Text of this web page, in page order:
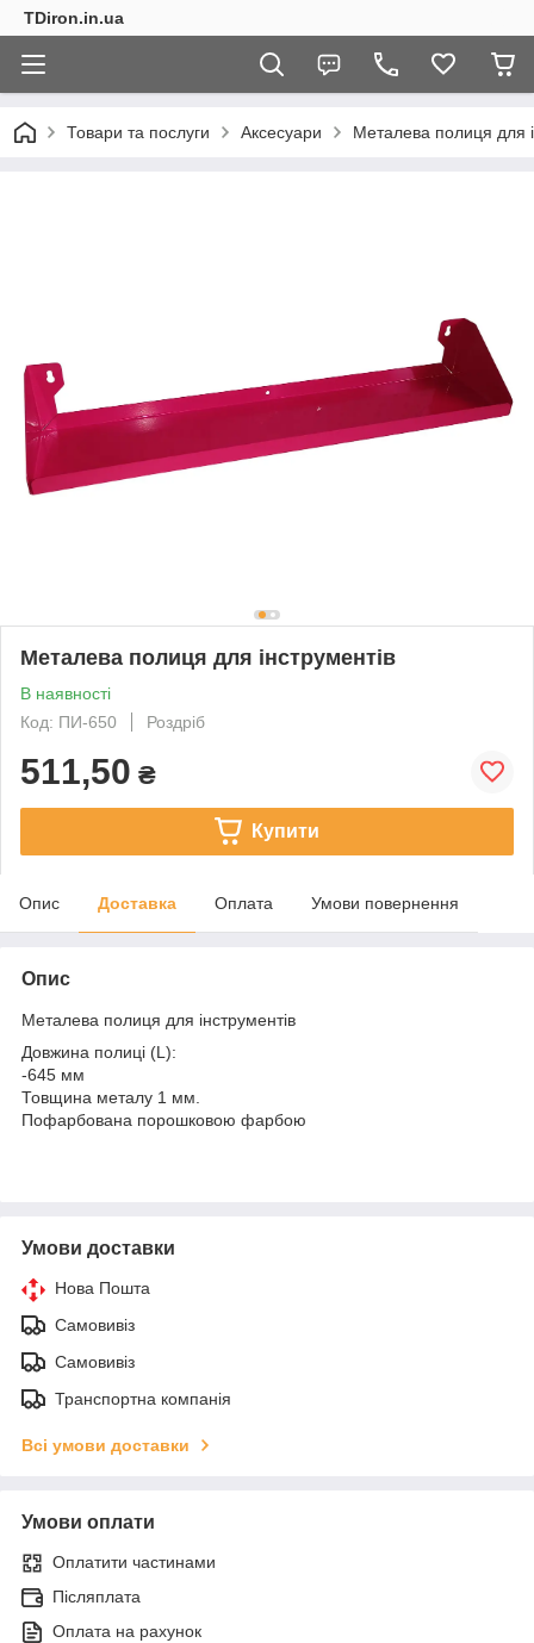
TDiron.in.ua
Товари та послуги Аксесуари Металева полиця для
Металева полиця для інструментів
В наявності
Код: ПИ-650
Роздріб
511,50 ₴
Купити
Опис Доставка Оплата Умови повернення
Опис
Металева полиця для інструментів
Довжина полиці (L):
-645 мм
Товщина металу 1 мм.
Пофарбована порошковою фарбою
Умови доставки
Нова Пошта
Самовивіз
Самовивіз
Транспортна компанія
Всі умови доставки
Умови оплати
Оплатити частинами
Післяплата
Оплата на рахунок